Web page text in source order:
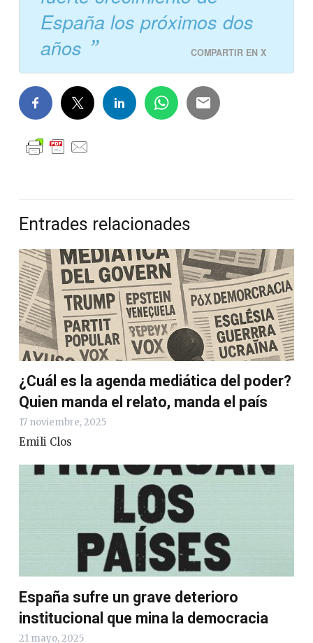
España los próximos dos
años
COMPARTIR EN X
Entrades relacionades
¿Cuál es la agenda mediática del poder?
Quien manda el relato, manda el país
17 noviembre, 2025
Emili Clos
España sufre un grave deterioro
institucional que mina la democracia
21 mayo, 2025